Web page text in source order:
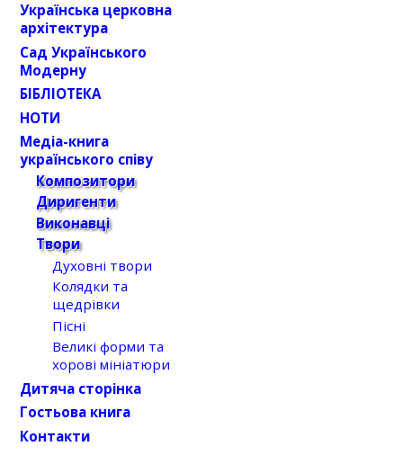
Українська церковна
архітектура
Сад Українського
Модерну
БІБЛІОТЕКА
НОТИ
Медіа-книга
українського співу
Композитори
Диригенти
Виконавці
Твори
Духовні твори
Колядки та
щедрівки
Пісні
Великі форми та
хорові мініатюри
Дитяча сторінка
Гостьова книга
Контакти